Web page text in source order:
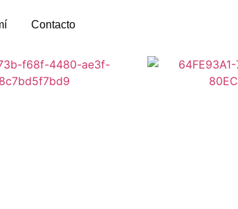
Contacto